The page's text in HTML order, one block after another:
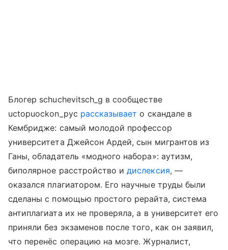
Блогер schuchevitsch_g в сообществе
uctopuockon_pyc рассказывает о скандале в
Кембридже: самый молодой профессор
университета Джейсон Ардей, сын мигрантов из
Ганы, обладатель «модного набора»: аутизм,
биполярное расстройство идислексия, —
оказался плагиатором. Его научные труды были
сделаны с помощью простого рерайта, система
антиплагиата их не проверяла, а в университет его
приняли без экзаменов после того, как он заявил,
что перенёс операцию на мозге. Журналист,